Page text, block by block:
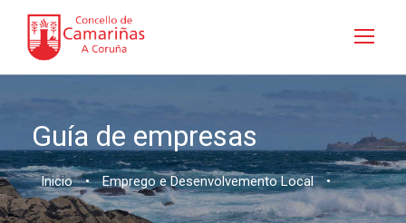
Guía de empresas
Inicio • Emprego e Desenvolvemento Local •